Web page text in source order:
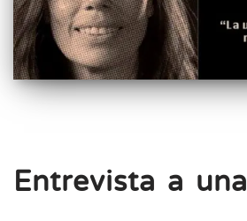
Entrevista a una